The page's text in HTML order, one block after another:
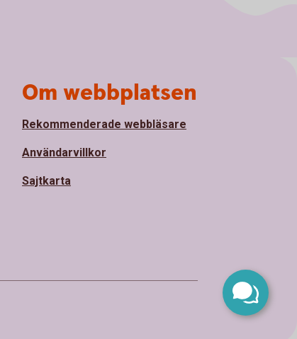
Om webbplatsen
Rekommenderade webbläsare
Användarvillkor
Sajtkarta